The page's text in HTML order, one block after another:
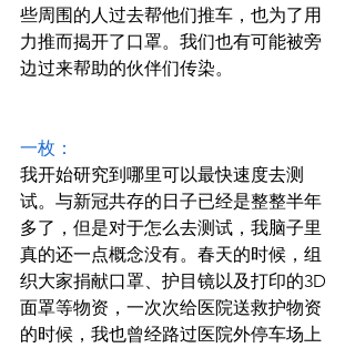
些周围的人过去帮他们推车，也为了用
力推而揭开了口罩。我们也有可能被旁
边过来帮助的伙伴们传染。
一枚：
我开始研究到哪里可以最快速度去测
试。与新冠共存的日子已经是整整半年
多了，但是对于怎么去测试，我脑子里
真的还一点概念没有。春天的时候，组
织大家捐献口罩、护目镜以及打印的3D
面罩等物资，一次次给医院送救护物资
的时候，我也曾经路过医院外停车场上